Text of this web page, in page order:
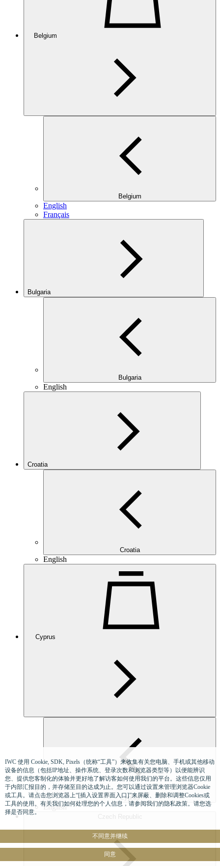
Belgium
Belgium
English
Français
Bulgaria
Bulgaria
English
Croatia
Croatia
English
Cyprus
Cyprus
English
Czech Republic
IWC 使用 Cookie, SDK, Pixels（统称“工具”）来收集有关您电脑、手机或其他移动
设备的信息（包括IP地址、操作系统、登录次数和浏览器类型等）以便能辨识
您、提供您客制化的体验并更好地了解访客如何使用我们的平台。这些信息仅用
于内部汇报目的，并存储至目的达成为止。您可以通过设置来管理浏览器Cookie
或工具。请点击您浏览器上“[插入设置界面入口]”来屏蔽、删除和调整Cookies或
工具的使用。有关我们如何处理您的个人信息，请参阅我们的隐私政策。请您选
择是否同意。
不同意并继续
同意